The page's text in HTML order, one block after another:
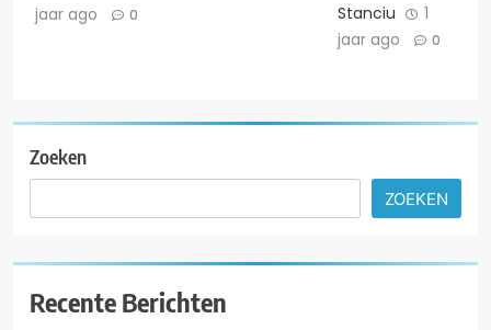
jaar ago
0
Stanciu
1
jaar ago
0
Zoeken
ZOEKEN
Recente Berichten